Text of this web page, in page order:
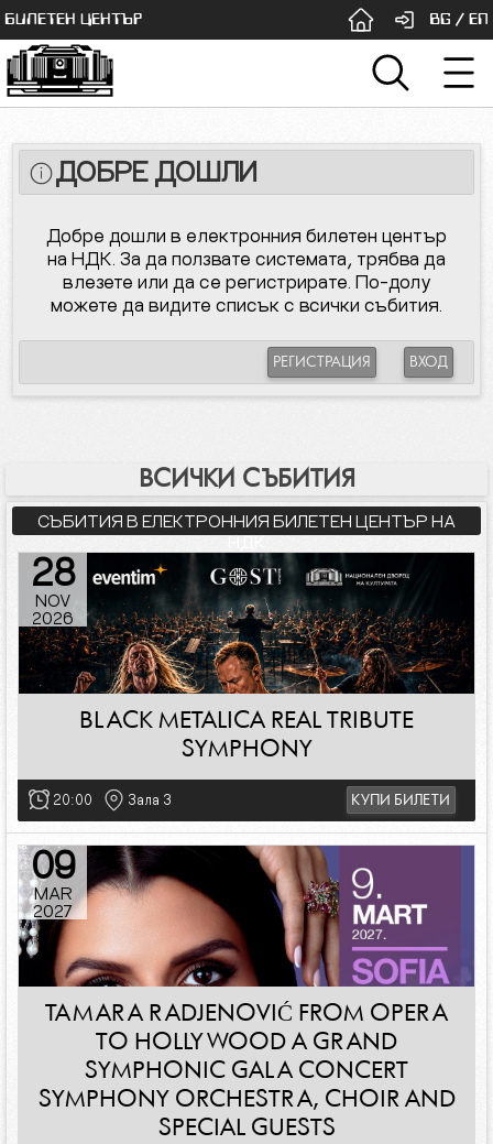
БИЛЕТЕН ЦЕНТЪР BG / EN
ДОБРЕ ДОШЛИ
Добре дошли в електронния билетен център
на НДК. За да ползвате системата, трябва да
влезете или да се регистрирате. По-долу
можете да видите списък с всички събития.
ВХОД
РЕГИСТРАЦИЯ
ВСИЧКИ СЪБИТИЯ
СЪБИТИЯ В ЕЛЕКТРОННИЯ БИЛЕТЕН ЦЕНТЪР НА
НДК
28
NOV
2026
BLACK METALICA REAL TRIBUTE
SYMPHONY
20:00 Зала 3 КУПИ БИЛЕТИ
09
MAR
2027
TAMARA RADJENOVIĆ FROM OPERA
TO HOLLYWOOD A GRAND
SYMPHONIC GALA CONCERT
SYMPHONY ORCHESTRA, CHOIR AND
SPECIAL GUESTS